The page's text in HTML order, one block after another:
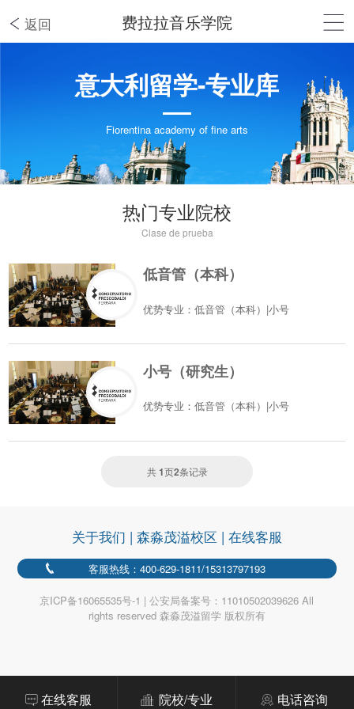
返回 费拉拉音乐学院
意大利留学-专业库
Fiorentina academy of fine arts
热门专业院校
Clase de prueba
低音管（本科）
优势专业：低音管（本科）|小号
小号（研究生）
优势专业：低音管（本科）|小号
共1页2条记录
关于我们 | 森淼茂溢校区 | 在线客服
客服热线：400-629-1811/15313797193
京ICP备16065535号-1 | 公安局备案号：11010502039626 All
rights reserved 森淼茂溢留学 版权所有
在线客服 院校/专业 电话咨询